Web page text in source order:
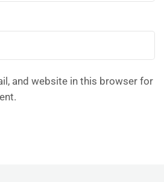
and website in this browser for